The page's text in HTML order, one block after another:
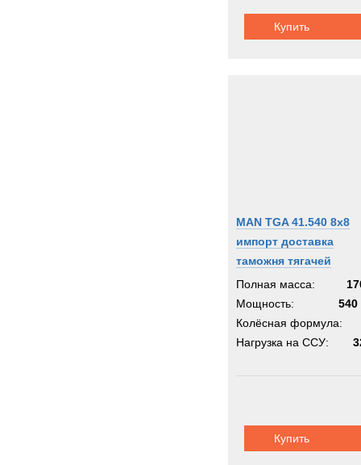
Купить
MAN TGA 41.540 8x8
импорт доставка
таможня тягачей
Полная масса:
Мощность:
540
Колёсная формула:
Нагрузка на ССУ:
Купить